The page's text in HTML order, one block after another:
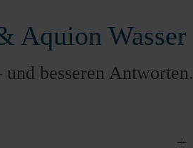
Aquion Wasser
besseren Antworten.